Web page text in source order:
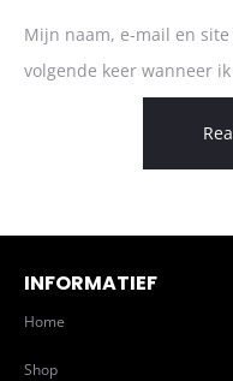
Mijn naam, e-mail en
volgende keer wanneer
INFORMATIEF
Home
Shop